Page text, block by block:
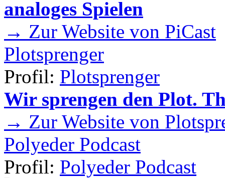
analoges Spielen
→ Zur Website von PiCast
Plotsprenger
Profil: Plotsprenger
Wir sprengen den Plot.
→ Zur Website von
Polyeder Podcast
Profil: Polyeder Podcast